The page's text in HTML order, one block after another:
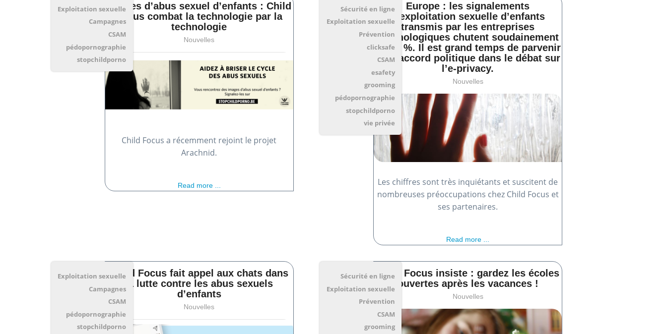
Images d’abus sexuel d’enfants : Child
Focus combat la technologie par la
technologie
Nouvelles
Exploitation sexuelle
Campagnes
CSAM
pédopornographie
stopchildporno
Child Focus a récemment rejoint le projet
Arachnid.
Read more ...
Europe : les signalements
d'exploitation sexuelle d’enfants
transmis par les entreprises
technologiques chutent soudainement
de 46 %. Il est grand temps de parvenir
à un accord politique dans le débat sur
l’e-privacy.
Nouvelles
Sécurité en ligne
Exploitation sexuelle
Prévention
clicksafe
CSAM
esafety
grooming
pédopornographie
stopchildporno
vie privée
Les chiffres sont très inquiétants et suscitent de
nombreuses préoccupations chez Child Focus et
ses partenaires.
Read more ...
Child Focus fait appel aux chats dans
la lutte contre les abus sexuels
d’enfants
Nouvelles
Exploitation sexuelle
Campagnes
CSAM
pédopornographie
stopchildporno
Child Focus insiste : gardez les écoles
ouvertes après les vacances !
Nouvelles
Sécurité en ligne
Exploitation sexuelle
Prévention
CSAM
grooming